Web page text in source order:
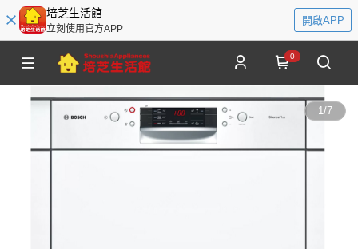
培芝生活館
立刻使用官方APP
開啟APP
0
1/7